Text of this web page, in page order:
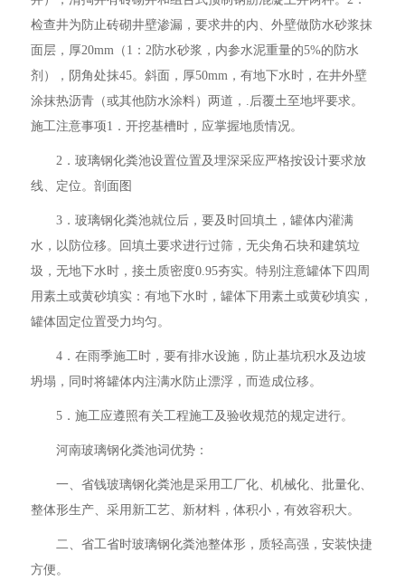
检查井为防止砖砌井壁渗漏，要求井的内、外壁做防水砂浆抹
面层，厚20mm（1：2防水砂浆，内参水泥重量的5%的防水
剂），阴角处抹45。斜面，厚50mm，有地下水时，在井外壁
涂抹热沥青（或其他防水涂料）两道，.后覆土至地坪要求。
施工注意事项1．开挖基槽时，应掌握地质情况。
2．玻璃钢化粪池设置位置及埋深采应严格按设计要求放
线、定位。剖面图
3．玻璃钢化粪池就位后，要及时回填土，罐体内灌满
水，以防位移。回填土要求进行过筛，无尖角石块和建筑垃
圾，无地下水时，接土质密度0.95夯实。特别注意罐体下四周
用素土或黄砂填实：有地下水时，罐体下用素土或黄砂填实，
罐体固定位置受力均匀。
4．在雨季施工时，要有排水设施，防止基坑积水及边坡
坍塌，同时将罐体内注满水防止漂浮，而造成位移。
5．施工应遵照有关工程施工及验收规范的规定进行。
河南玻璃钢化粪池词优势：
一、省钱玻璃钢化粪池是采用工厂化、机械化、批量化、
整体形生产、采用新工艺、新材料，体积小，有效容积大。
二、省工省时玻璃钢化粪池整体形，质轻高强，安装快捷
方便。